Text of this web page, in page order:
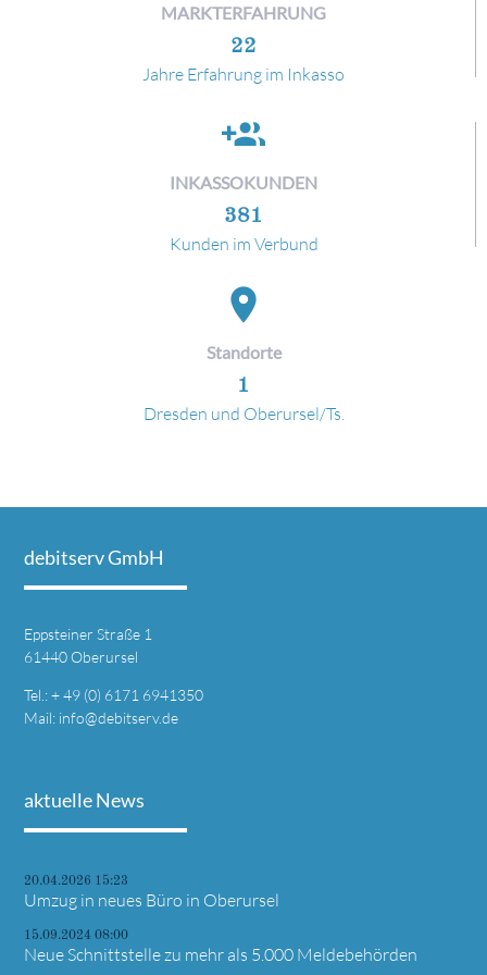
MARKTERFAHRUNG
22
Jahre Erfahrung im Inkasso
group_add
INKASSOKUNDEN
381
Kunden im Verbund
location_on
Standorte
1
Dresden und Oberursel/Ts.
debitserv GmbH
Eppsteiner Straße 1
61440 Oberursel
Tel.: + 49 (0) 6171 6941350
Mail: info@debitserv.de
aktuelle News
20.04.2026 15:23
Umzug in neues Büro in Oberursel
15.09.2024 08:00
Neue Schnittstelle zu mehr als 5.000 Meldebehörden